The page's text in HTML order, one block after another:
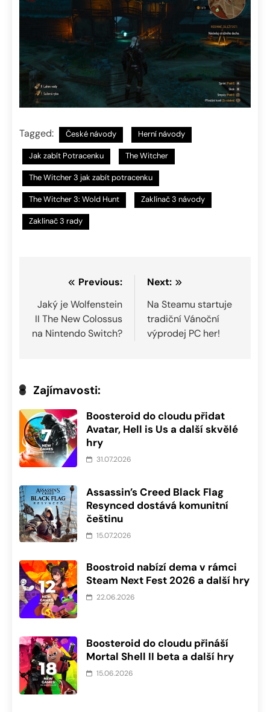
Tagged: České návody Herní návody
Jak zabít Potracenku The Witcher
The Witcher 3 jak zabít potracenku
The Witcher 3: Wold Hunt Zaklínač 3 návody
Zaklínač 3 rady
Navigace
pro
příspěvek
Previous:
Jaký je Wolfenstein
II The New Colossus
na Nintendo Switch?
Next:
Na Steamu startuje
tradiční Vánoční
výprodej PC her!
Zajímavosti:
Boosteroid do cloudu přidat
Avatar, Hell is Us a další skvělé
hry
31.07.2026
Assassin’s Creed Black Flag
Resynced dostává komunitní
češtinu
15.07.2026
Boostroid nabízí dema v rámci
Steam Next Fest 2026 a další hry
22.06.2026
Boosteroid do cloudu přináší
Mortal Shell II beta a další hry
15.06.2026